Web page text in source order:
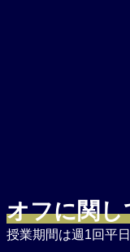
オフに関し
授業期間は週1回平